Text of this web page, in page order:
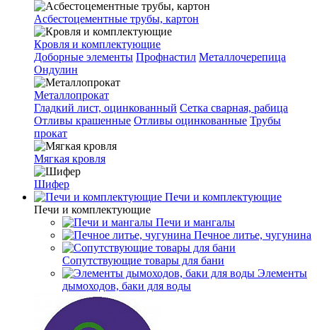
Асбестоцементные трубы, картон
Кровля и комплектующие
Доборные элементы Профнастил Металлочерепица
Ондулин
Металлопрокат
Гладкий лист, оцинкованный Сетка сварная, рабица
Отливы крашенные Отливы оцинкованные Трубы
прокат
Мягкая кровля
Шифер
Печи и комплектующие
Печи и комплектующие
Печи и мангалы
Печное литье, чугунина
Сопутствующие товары для бани
Элементы
дымоходов, баки для воды